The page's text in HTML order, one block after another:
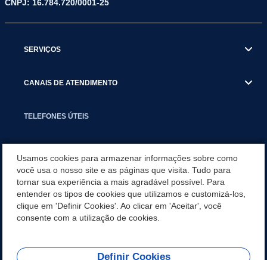
CNPJ: 16.784.720/0001-25
SERVIÇOS
CANAIS DE ATENDIMENTO
TELEFONES ÚTEIS
NOTÍCIAS
APLICATIVO
Usamos cookies para armazenar informações sobre como
você usa o nosso site e as páginas que visita. Tudo para
tornar sua experiência a mais agradável possível. Para
entender os tipos de cookies que utilizamos e customizá-los,
clique em 'Definir Cookies'. Ao clicar em 'Aceitar', você
consente com a utilização de cookies.
Definir Cookies